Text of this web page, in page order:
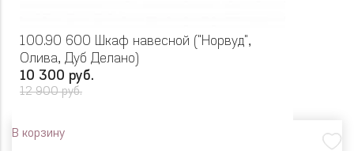
100.90 600 Шкаф навесной ("Норвуд",
Олива, Дуб Делано)
10 300 руб.
12 900 руб.
В корзину